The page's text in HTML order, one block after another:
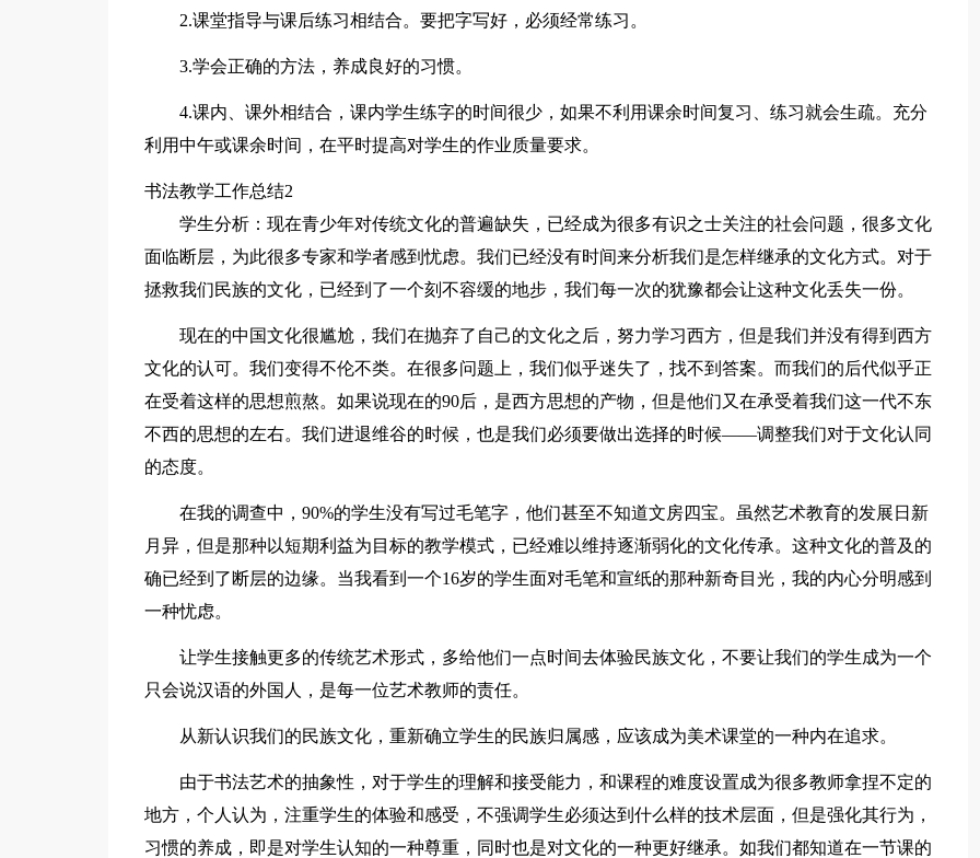
2.课堂指导与课后练习相结合。要把字写好，必须经常练习。
3.学会正确的方法，养成良好的习惯。
4.课内、课外相结合，课内学生练字的时间很少，如果不利用课余时间复习、练习就会生疏。充分
利用中午或课余时间，在平时提高对学生的作业质量要求。
书法教学工作总结2
学生分析：现在青少年对传统文化的普遍缺失，已经成为很多有识之士关注的社会问题，很多文化
面临断层，为此很多专家和学者感到忧虑。我们已经没有时间来分析我们是怎样继承的文化方式。对于
拯救我们民族的文化，已经到了一个刻不容缓的地步，我们每一次的犹豫都会让这种文化丢失一份。
现在的中国文化很尴尬，我们在抛弃了自己的文化之后，努力学习西方，但是我们并没有得到西方
文化的认可。我们变得不伦不类。在很多问题上，我们似乎迷失了，找不到答案。而我们的后代似乎正
在受着这样的思想煎熬。如果说现在的90后，是西方思想的产物，但是他们又在承受着我们这一代不东
不西的思想的左右。我们进退维谷的时候，也是我们必须要做出选择的时候——调整我们对于文化认同
的态度。
在我的调查中，90%的学生没有写过毛笔字，他们甚至不知道文房四宝。虽然艺术教育的发展日新
月异，但是那种以短期利益为目标的教学模式，已经难以维持逐渐弱化的文化传承。这种文化的普及的
确已经到了断层的边缘。当我看到一个16岁的学生面对毛笔和宣纸的那种新奇目光，我的内心分明感到
一种忧虑。
让学生接触更多的传统艺术形式，多给他们一点时间去体验民族文化，不要让我们的学生成为一个
只会说汉语的外国人，是每一位艺术教师的责任。
从新认识我们的民族文化，重新确立学生的民族归属感，应该成为美术课堂的一种内在追求。
由于书法艺术的抽象性，对于学生的理解和接受能力，和课程的难度设置成为很多教师拿捏不定的
地方，个人认为，注重学生的体验和感受，不强调学生必须达到什么样的技术层面，但是强化其行为，
习惯的养成，即是对学生认知的一种尊重，同时也是对文化的一种更好继承。如我们都知道在一节课的